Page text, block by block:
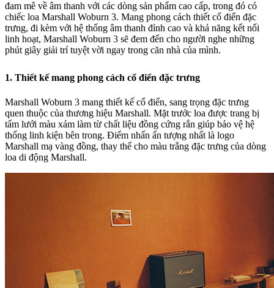
đam mê về âm thanh với các dòng sản phẩm cao cấp, trong đó có
chiếc loa Marshall Woburn 3. Mang phong cách thiết cổ điển đặc
trưng, đi kèm với hệ thống âm thanh đỉnh cao và khả năng kết nối
linh hoạt, Marshall Woburn 3 sẽ đem đến cho người nghe những
phút giây giải trí tuyệt vời ngay trong căn nhà của mình.
1. Thiết kế mang phong cách cổ điển đặc trưng
Marshall Woburn 3 mang thiết kế cổ điển, sang trọng đặc trưng
quen thuộc của thương hiệu Marshall. Mặt trước loa được trang bị
tấm lưới màu xám làm từ chất liệu đồng cứng rắn giúp bảo vệ hệ
thống linh kiện bên trong. Điểm nhấn ấn tượng nhất là logo
Marshall mạ vàng đồng, thay thế cho màu trắng đặc trưng của dòng
loa di động Marshall.